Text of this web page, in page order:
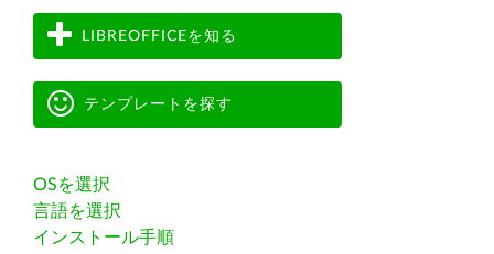
LIBREOFFICEを知る
テンプレートを探す
OSを選択
言語を選択
インストール手順